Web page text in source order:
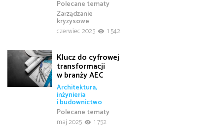
Polecane tematy
Zarządzanie
kryzysowe
czerwiec 2025
1 542
Klucz do cyfrowej
transformacji
w branży AEC
Architektura,
inżynieria
i budownictwo
Polecane tematy
maj 2025
1 752